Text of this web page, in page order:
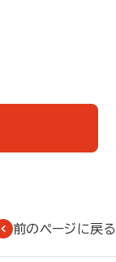
前のページに戻る